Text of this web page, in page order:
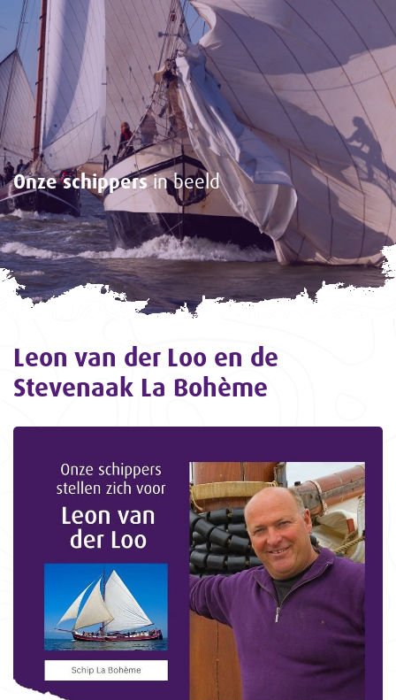
Onze schippersin beeld
Leon van der Loo en de
Stevenaak La Bohème